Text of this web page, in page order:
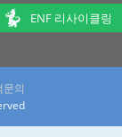
ENF 리사이클링
문의